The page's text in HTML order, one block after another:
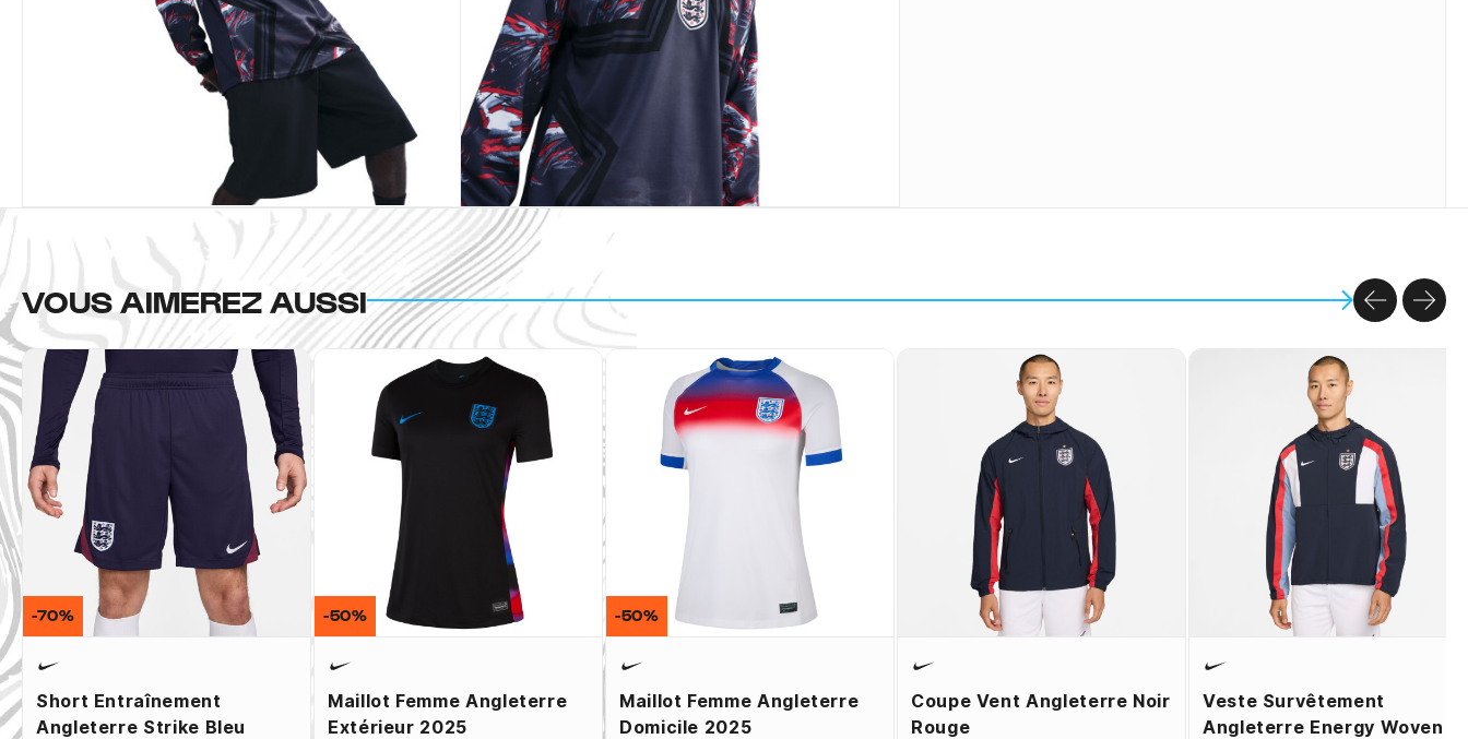
VOUS AIMEREZ AUSSI
Short Entraînement
Angleterre Strike Bleu
-70%
Maillot Femme Angleterre
Extérieur 2025
-50%
Maillot Femme Angleterre
Domicile 2025
-50%
Coupe Vent Angleterre Noir
Rouge
Veste Survêtement
Angleterre Energy Woven